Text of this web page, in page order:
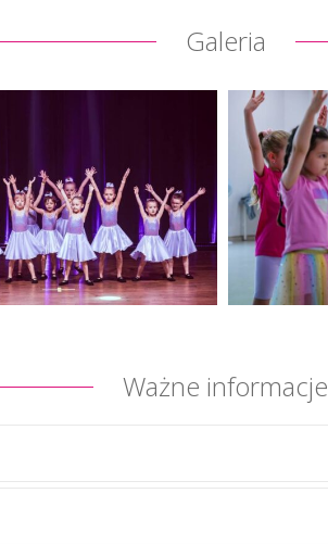
Galeria
Ważne informacje